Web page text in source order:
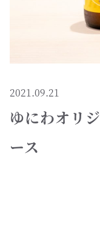
2021.09.21
ゆにわオリ
ース